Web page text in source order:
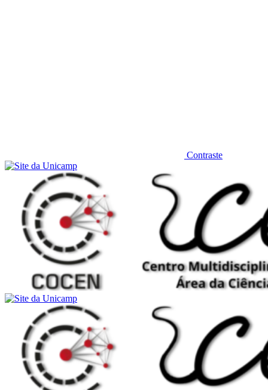
Contraste